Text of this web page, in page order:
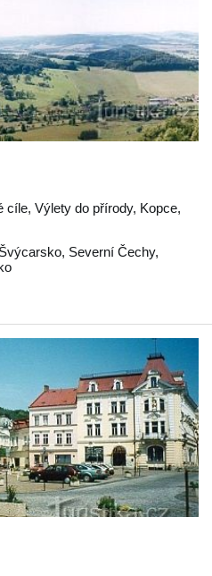
cíle, Výlety do přírody, Kopce,
, Severní Čechy,